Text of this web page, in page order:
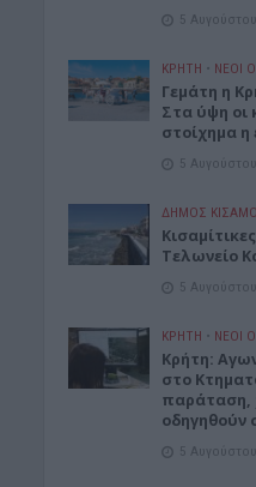
5
ΚΡΗΤΗ • ΝΕΟΙ
Γεμάτη η
Στα ύψη οι
στοίχημα
5
ΔΉΜΟΣ
Τελωνείο
5
ΚΡΗΤΗ • ΝΕΟΙ
Kρήτη:
στο
παράταση,
οδηγηθούν
5